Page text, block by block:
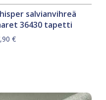
salvianvihreä
36430 tapetti
€